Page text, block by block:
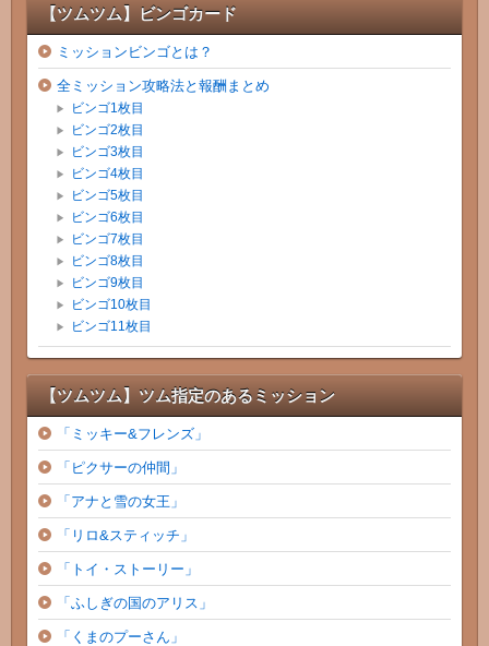
【ツムツム】ビンゴカード
ミッションビンゴとは？
全ミッション攻略法と報酬まとめ
ビンゴ1枚目
ビンゴ2枚目
ビンゴ3枚目
ビンゴ4枚目
ビンゴ5枚目
ビンゴ6枚目
ビンゴ7枚目
ビンゴ8枚目
ビンゴ9枚目
ビンゴ10枚目
ビンゴ11枚目
【ツムツム】ツム指定のあるミッション
「ミッキー&フレンズ」
「ピクサーの仲間」
「アナと雪の女王」
「リロ&スティッチ」
「トイ・ストーリー」
「ふしぎの国のアリス」
「くまのプーさん」